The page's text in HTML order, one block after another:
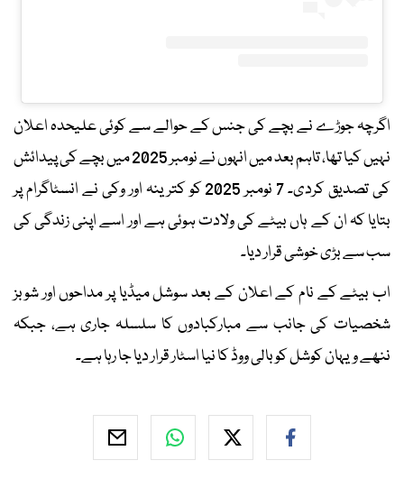
اگرچہ جوڑے نے بچے کی جنس کے حوالے سے کوئی علیحدہ اعلان
نہیں کیا تھا، تاہم بعد میں انہوں نے نومبر 2025 میں بچے کی پیدائش
کی تصدیق کردی۔ 7 نومبر 2025 کو کترینہ اور وکی نے انسٹاگرام پر
بتایا کہ ان کے ہاں بیٹے کی ولادت ہوئی ہے اور اسے اپنی زندگی کی
سب سے بڑی خوشی قرار دیا۔
اب بیٹے کے نام کے اعلان کے بعد سوشل میڈیا پر مداحوں اور شوبز
شخصیات کی جانب سے مبارکبادوں کا سلسلہ جاری ہے، جبکہ
ننھے ویہان کوشل کو بالی ووڈ کا نیا اسٹار قرار دیا جا رہا ہے۔